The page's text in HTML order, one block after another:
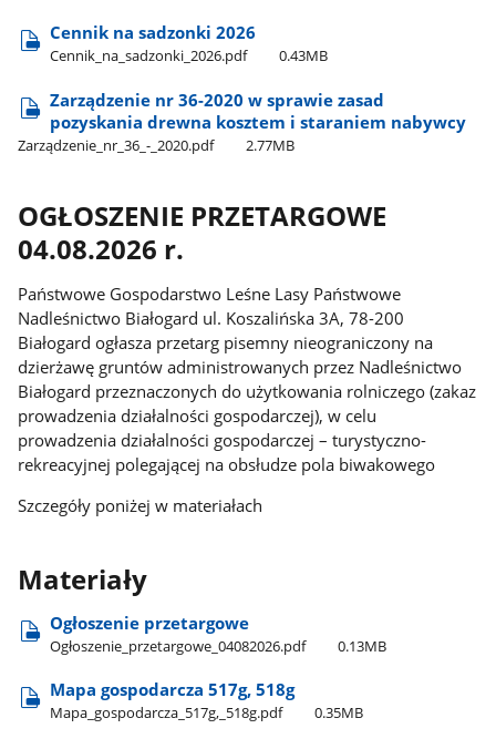
Cennik na sadzonki 2026
Cennik​_na​_sadzonki​_2026.pdf 0.43MB
Zarządzenie nr 36-2020 w sprawie zasad
pozyskania drewna kosztem i staraniem nabywcy
Zarządzenie​_nr​_36​_-​_2020.pdf 2.77MB
OGŁOSZENIE PRZETARGOWE
04.08.2026 r.
Państwowe Gospodarstwo Leśne Lasy Państwowe
Nadleśnictwo Białogard ul. Koszalińska 3A, 78-200
Białogard ogłasza przetarg pisemny nieograniczony na
dzierżawę gruntów administrowanych przez Nadleśnictwo
Białogard przeznaczonych do użytkowania rolniczego (zakaz
prowadzenia działalności gospodarczej), w celu
prowadzenia działalności gospodarczej – turystyczno-
rekreacyjnej polegającej na obsłudze pola biwakowego
Szczegóły poniżej w materiałach
Materiały
Ogłoszenie przetargowe
Ogłoszenie​_przetargowe​_04082026.pdf 0.13MB
Mapa gospodarcza 517g, 518g
Mapa​_gospodarcza​_517g,​_518g.pdf 0.35MB